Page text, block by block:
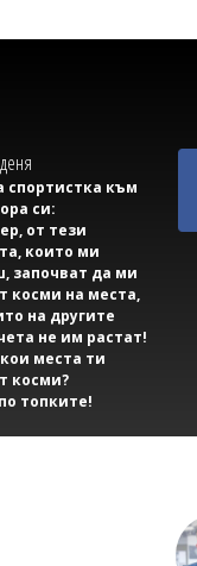
спортистка към
си:
от тези
които ми
започват да ми
косми на места,
на другите
не им растат!
кои места ти
косми?
топките!